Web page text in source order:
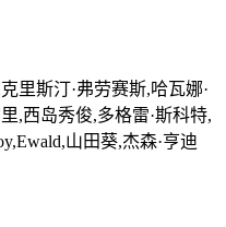
里斯汀·弗劳赛斯,哈瓦娜·
,西岛秀俊,多格雷·斯科特,
山田葵,杰森·亨迪